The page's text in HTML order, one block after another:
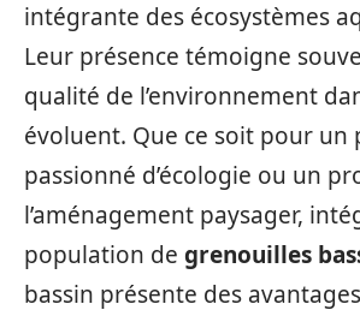
intégrante des écosystèmes
Leur présence témoigne
qualité de l’environnement
évoluent. Que ce soit pour un
passionné d’écologie ou un
l’aménagement paysager,
population de grenouilles
bassin présente des